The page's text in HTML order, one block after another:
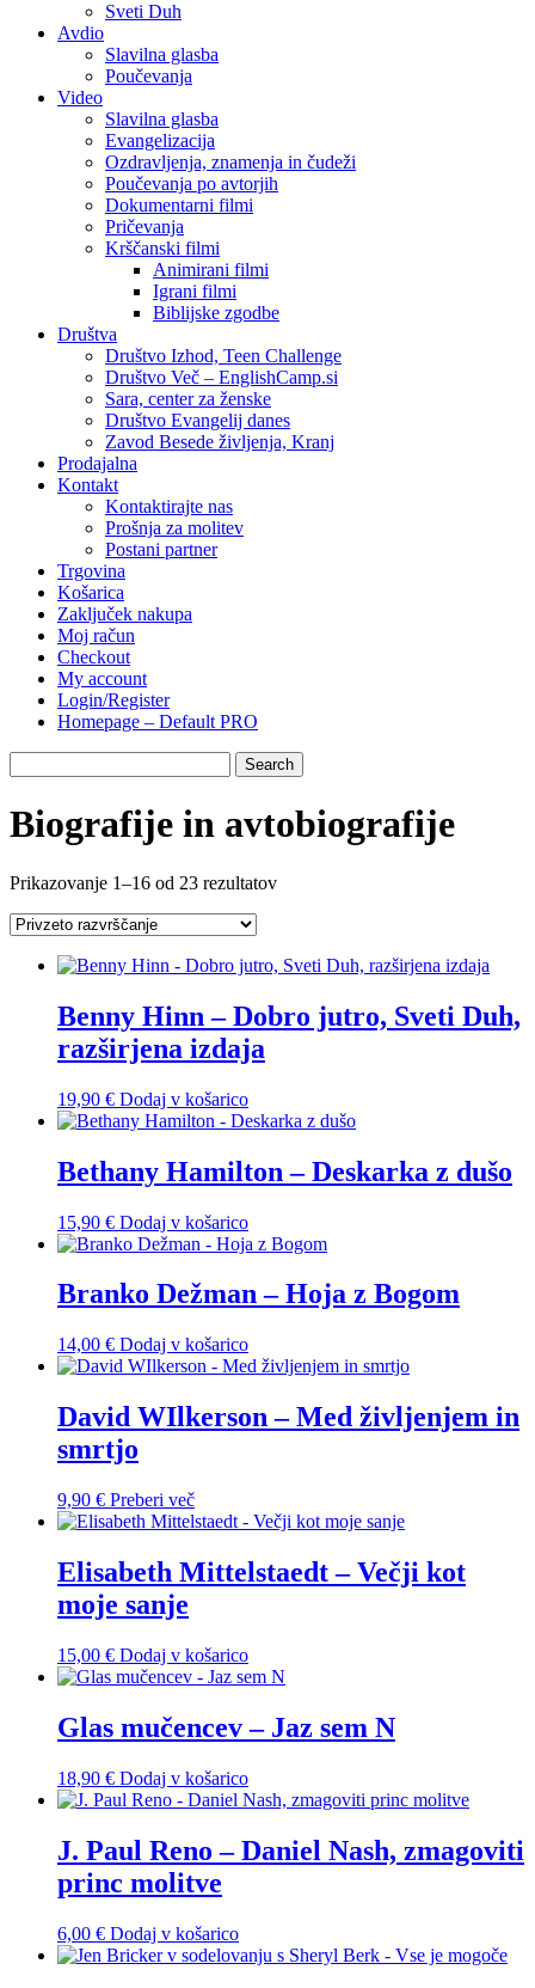
Sveti Duh
Avdio
Slavilna glasba
Poučevanja
Video
Slavilna glasba
Evangelizacija
Ozdravljenja, znamenja in čudeži
Poučevanja po avtorjih
Dokumentarni filmi
Pričevanja
Krščanski filmi
Animirani filmi
Igrani filmi
Biblijske zgodbe
Društva
Društvo Izhod, Teen Challenge
Društvo Več – EnglishCamp.si
Sara, center za ženske
Društvo Evangelij danes
Zavod Besede življenja, Kranj
Prodajalna
Kontakt
Kontaktirajte nas
Prošnja za molitev
Postani partner
Trgovina
Košarica
Zaključek nakupa
Moj račun
Checkout
My account
Login/Register
Homepage – Default PRO
Biografije in avtobiografije
Prikazovanje 1–16 od 23 rezultatov
Benny Hinn – Dobro jutro, Sveti Duh,
razširjena izdaja
19,90 € Dodaj v košarico
Bethany Hamilton – Deskarka z dušo
15,90 € Dodaj v košarico
Branko Dežman – Hoja z Bogom
14,00 € Dodaj v košarico
David WIlkerson – Med življenjem in
smrtjo
9,90 € Preberi več
Elisabeth Mittelstaedt – Večji kot
moje sanje
15,00 € Dodaj v košarico
Glas mučencev – Jaz sem N
18,90 € Dodaj v košarico
J. Paul Reno – Daniel Nash, zmagoviti
princ molitve
6,00 € Dodaj v košarico